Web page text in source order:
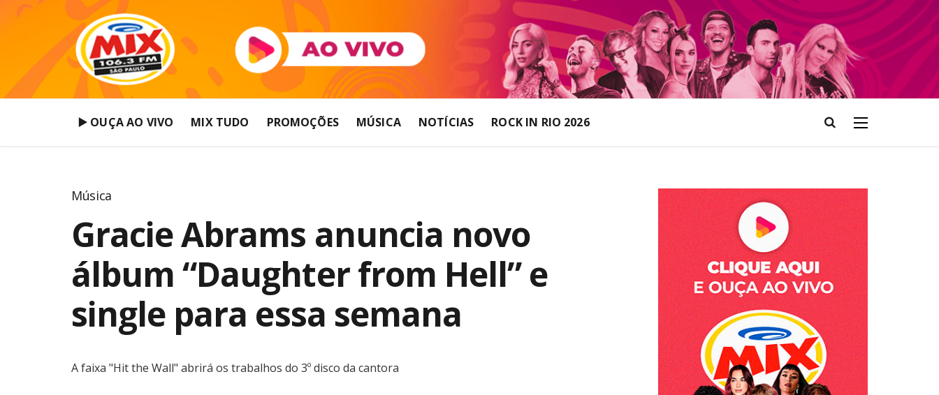
▶️ OUÇA AO VIVO MIX TUDO PROMOÇÕES MÚSICA NOTÍCIAS ROCK IN RIO 2026
Música
Gracie Abrams anuncia novo
álbum “Daughter from Hell” e
single para essa semana
A faixa "Hit the Wall" abrirá os trabalhos do 3º disco da cantora